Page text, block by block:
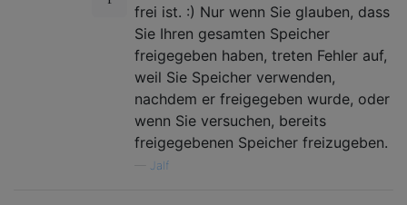
frei ist. :) Nur wenn Sie glauben, dass
Sie Ihren gesamten Speicher
freigegeben haben, treten Fehler auf,
weil Sie Speicher verwenden,
nachdem er freigegeben wurde, oder
wenn Sie versuchen, bereits
freigegebenen Speicher freizugeben.
Jalf